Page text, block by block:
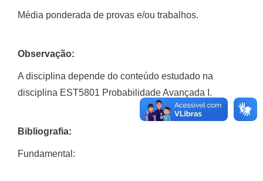
Média ponderada de provas e/ou trabalhos.
Observação:
A disciplina depende do conteúdo estudado na
disciplina EST5801 Probabilidade Avançada I.
Bibliografia:
Fundamental: